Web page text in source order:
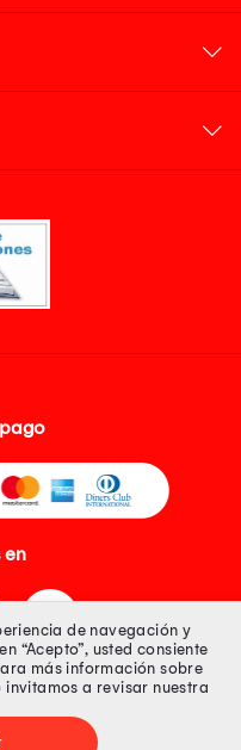
en
de navegación y
“Acepto”, usted consiente
más información sobre
a revisar nuestra